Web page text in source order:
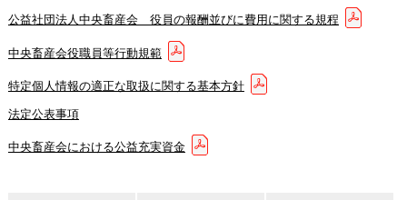
公益社団法人中央畜産会 役員の報酬並びに費用に関する規程
中央畜産会役職員等行動規範
特定個人情報の適正な取扱に関する基本方針
法定公表事項
中央畜産会における公益充実資金